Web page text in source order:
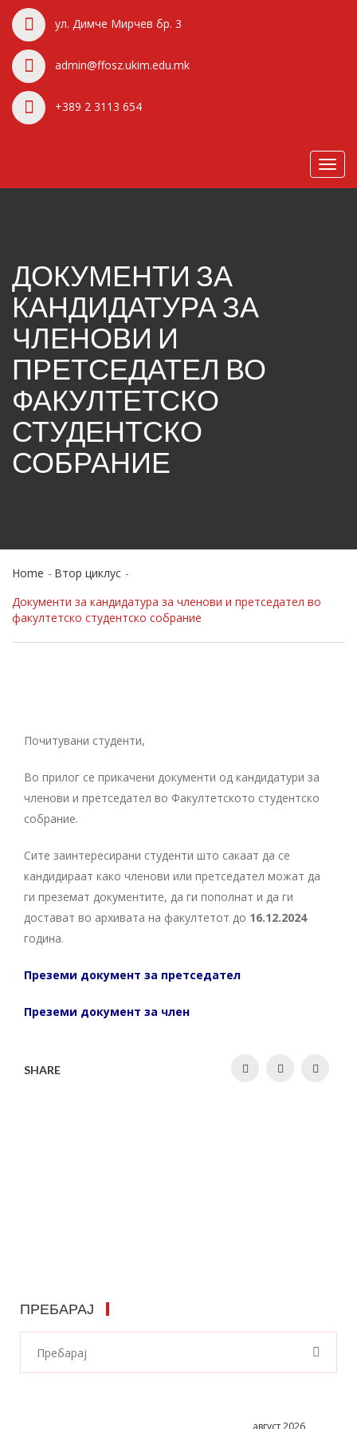
ул. Димче Мирчев бр. 3
admin@ffosz.ukim.edu.mk
+389 2 3113 654
ДОКУМЕНТИ ЗА
КАНДИДАТУРА ЗА
ЧЛЕНОВИ И
ПРЕТСЕДАТЕЛ ВО
ФАКУЛТЕТСКО
СТУДЕНТСКО
СОБРАНИЕ
Home
Втор циклус
Документи за кандидатура за членови и претседател во
факултетско студентско собрание
Почитувани студенти,
Во прилог се прикачени документи од кандидатури за
членови и претседател во Факултетското студентско
собрание.
Сите заинтересирани студенти што сакаат да се
кандидираат како членови или претседател можат да
ги преземат документите, да ги пополнат и да ги
достават во архивата на факултетот до 16.12.2024
година.
Преземи документ за претседател
Преземи документ за член
SHARE
ПРЕБАРАЈ
август 2026